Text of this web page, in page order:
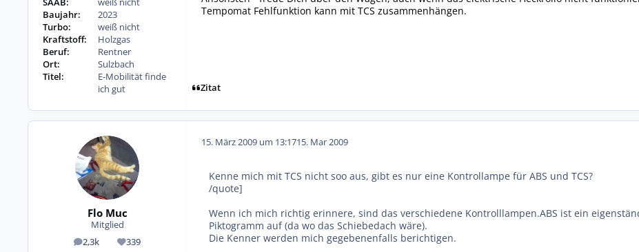
Baujahr:
2023
Turbo:
weiß nicht
Kraftstoff:
Holzgas
Beruf:
Rentner
Ort:
Sulzbach
Titel:
E-Mobilität finde
ich gut
Tempomat Fehlfunktion kann mit TCS zusammenhängen.
Zitat
Flo Muc
Mitglied
2,3k
Beiträge 339
Reputation
15. März 2009 um 13:1715. Mar 2009
Kenne mich mit TCS nicht soo aus, gibt es nur eine Kontrollampe für ABS und TCS?
/quote]
Wenn ich mich richtig erinnere, sind das verschiedene Kontrolllampen.ABS ist ein
Piktogramm auf (da wo das Schiebedach wäre).
Die Kenner werden mich gegebenenfalls berichtigen.